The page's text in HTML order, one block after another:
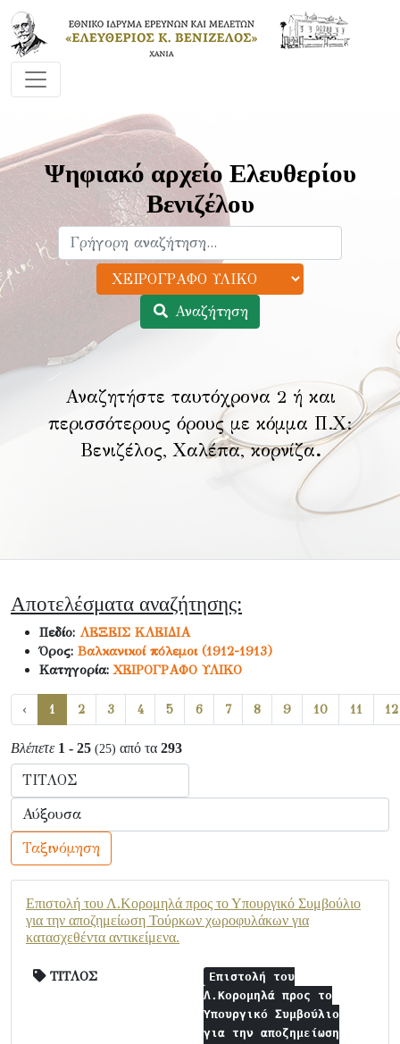
Ψηφιακό αρχείο Ελευθερίου
Βενιζέλου
Αναζήτηση
Αναζητήστε ταυτόχρονα 2 ή και
περισσότερους όρους με κόμμα Π.Χ:
Βενιζέλος, Χαλέπα, κορνίζα.
Αποτελέσματα αναζήτησης:
Πεδίο: ΛΕΞΕΙΣ ΚΛΕΙΔΙΑ
Όρος: Βαλκανικοί πόλεμοι (1912-1913)
Κατηγορία:ΧΕΙΡΟΓΡΑΦΟ ΥΛΙΚΟ
‹ 1 2 3 4 5 6 7 8 9 10 11 12
Βλέπετε 1 - 25 (25) από τα 293
Ταξινόμηση
Επιστολή του Λ.Κορομηλά προς το Υπουργικό Συμβούλιο
για την αποζημείωση Τούρκων χωροφυλάκων για
κατασχεθέντα αντικείμενα.
ΤΙΤΛΟΣ
Επιστολή του
Λ.Κορομηλά προς το
Υπουργικό Συμβούλιο
για την αποζημείωση